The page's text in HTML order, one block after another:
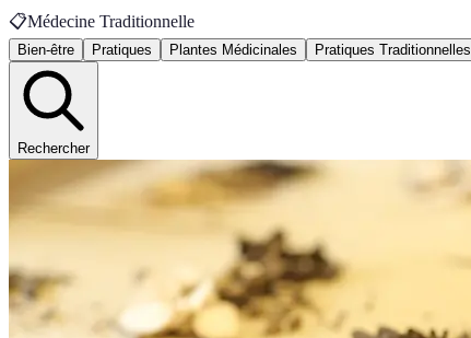
📋Médecine Traditionnelle
Bien-être Pratiques Plantes Médicinales Pratiques Traditionnelles
Rechercher